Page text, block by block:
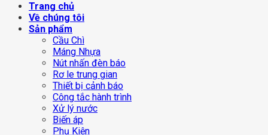
Trang chủ
Về chúng tôi
Sản phẩm
Cầu Chì
Máng Nhựa
Nút nhấn đèn báo
Rơ le trung gian
Thiết bị cảnh báo
Công tắc hành trình
Xử lý nước
Biến áp
Phụ Kiện